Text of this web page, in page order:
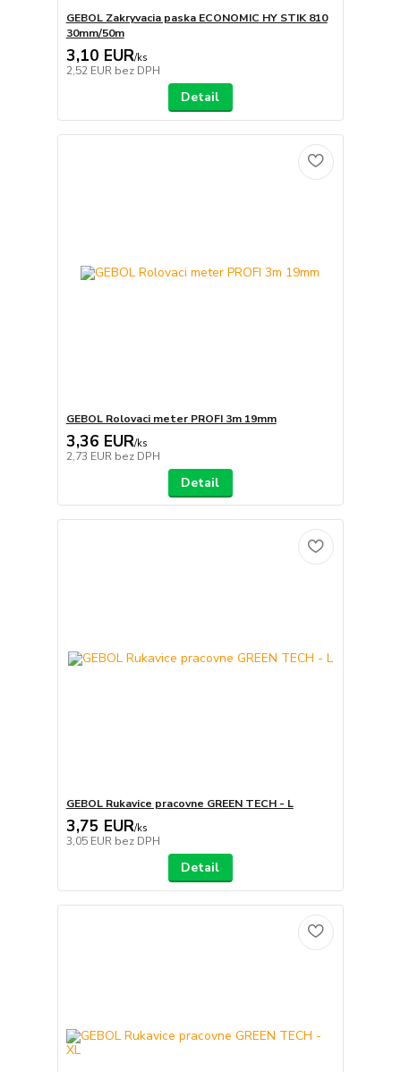
GEBOL Zakryvacia paska ECONOMIC HY STIK 810
30mm/50m
3,10 EUR/ks
2,52 EUR bez DPH
Detail
GEBOL Rolovaci meter PROFI 3m 19mm
3,36 EUR/ks
2,73 EUR bez DPH
Detail
GEBOL Rukavice pracovne GREEN TECH - L
3,75 EUR/ks
3,05 EUR bez DPH
Detail